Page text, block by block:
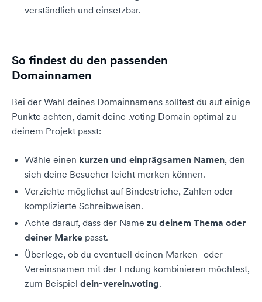
verständlich und einsetzbar.
So findest du den passenden
Domainnamen
Bei der Wahl deines Domainnamens solltest du auf einige
Punkte achten, damit deine .voting Domain optimal zu
deinem Projekt passt:
Wähle einen kurzen und einprägsamen Namen, den
sich deine Besucher leicht merken können.
Verzichte möglichst auf Bindestriche, Zahlen oder
komplizierte Schreibweisen.
Achte darauf, dass der Name zu deinem Thema oder
deiner Marke passt.
Überlege, ob du eventuell deinen Marken- oder
Vereinsnamen mit der Endung kombinieren möchtest,
zum Beispiel dein-verein.voting.